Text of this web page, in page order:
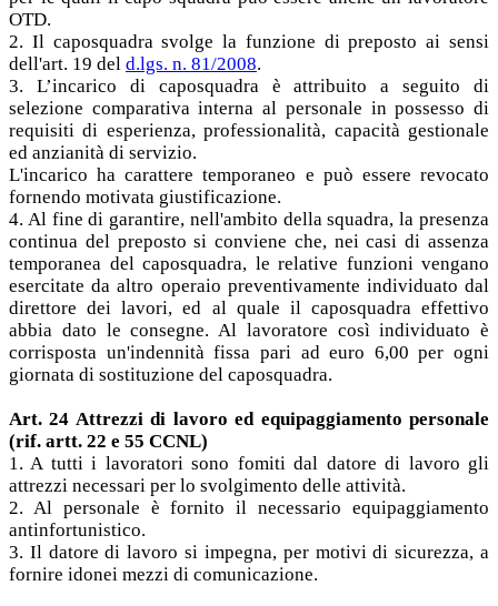
OTD.
2. Il caposquadra svolge la funzione di preposto ai sensi
dell'art. 19 del d.lgs. n. 81/2008.
3. L’incarico di caposquadra è attribuito a seguito di
selezione comparativa interna al personale in possesso di
requisiti di esperienza, professionalità, capacità gestionale
ed anzianità di servizio.
L'incarico ha carattere temporaneo e può essere revocato
fornendo motivata giustificazione.
4. Al fine di garantire, nell'ambito della squadra, la presenza
continua del preposto si conviene che, nei casi di assenza
temporanea del caposquadra, le relative funzioni vengano
esercitate da altro operaio preventivamente individuato dal
direttore dei lavori, ed al quale il caposquadra effettivo
abbia dato le consegne. Al lavoratore così individuato è
corrisposta un'indennità fissa pari ad euro 6,00 per ogni
giornata di sostituzione del caposquadra.
Art. 24 Attrezzi di lavoro ed equipaggiamento personale
(rif. artt. 22 e 55 CCNL)
1. A tutti i lavoratori sono fomiti dal datore di lavoro gli
attrezzi necessari per lo svolgimento delle attività.
2. Al personale è fornito il necessario equipaggiamento
antinfortunistico.
3. Il datore di lavoro si impegna, per motivi di sicurezza, a
fornire idonei mezzi di comunicazione.